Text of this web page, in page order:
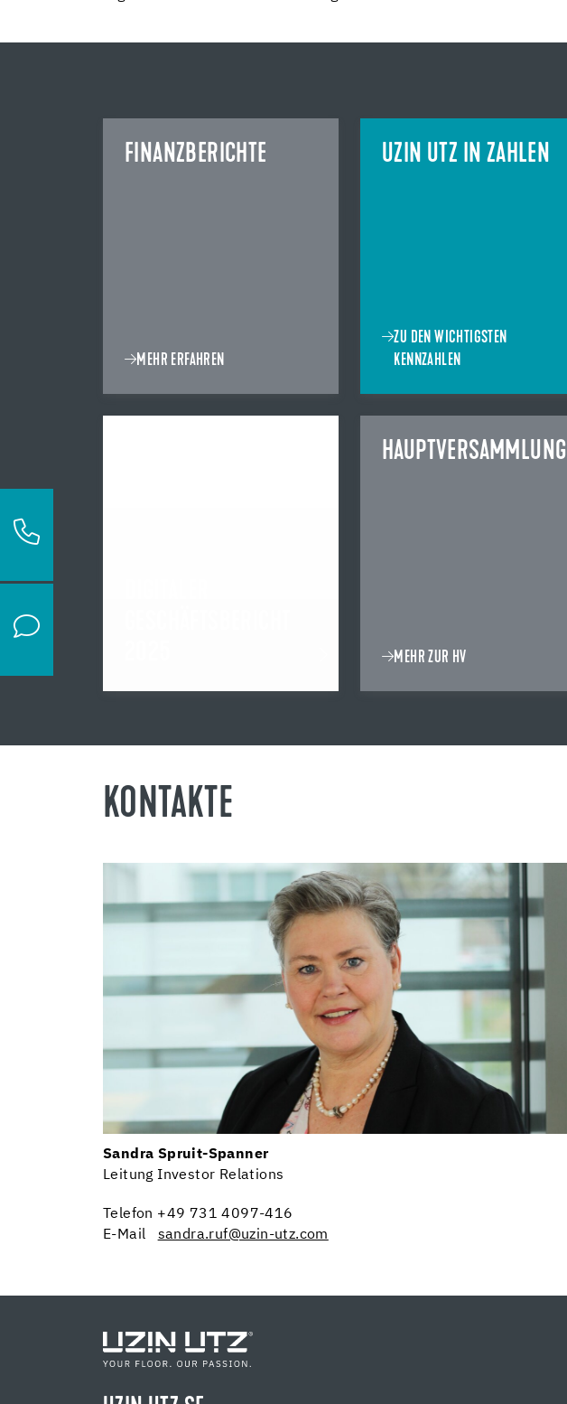
FINANZBERICHTE
MEHR ERFAHREN
UZIN UTZ IN ZAHLEN
ZU DEN WICHTIGSTEN
KENNZAHLEN
HAUPTVERSAMMLUNG
MEHR ZUR HV
KONTAKTE
Sandra Spruit-Spanner
Leitung Investor Relations
Telefon +49 731 4097-416
E-Mail sandra.ruf@uzin-utz.com